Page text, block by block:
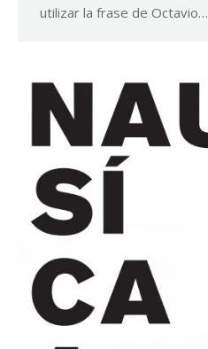
utilizar la frase de Octavio…